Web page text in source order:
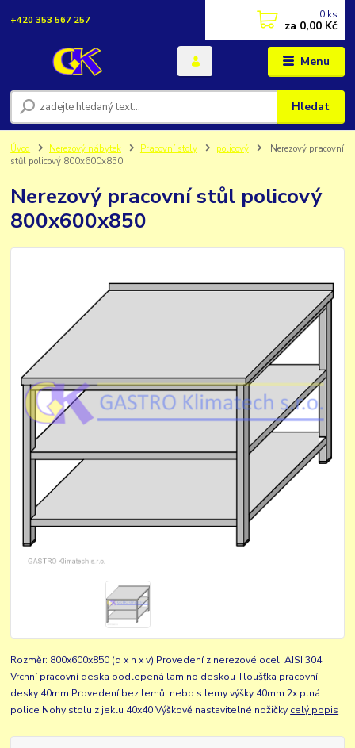
Menu
Hledat
+420 353 567 257 0 ks
za 0,00 Kč
Úvod Nerezový nábytek Pracovní stoly policový
Nerezový pracovní
stůl policový 800x600x850
Nerezový pracovní stůl policový
800x600x850
Rozměr: 800x600x850 (d x h x v) Provedení z nerezové oceli AISI 304
Vrchní pracovní deska podlepená lamino deskou Tloušťka pracovní
desky 40mm Provedení bez lemů, nebo s lemy výšky 40mm 2x plná
police Nohy stolu z jeklu 40x40 Výškově nastavitelné nožičky celý popis